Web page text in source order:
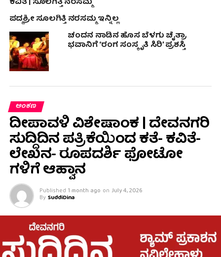
ಪದ್ಮಶ್ರೀ ಸೂಲಗಿತ್ತಿ ನರಸಮ್ಮ ಇನ್ನಿಲ್ಲ
ಚಂದನ ನಾಡಿನ ಹೊಸ ಬೆಳಗು ಚೈತ್ರಾ
ಭವಾನಿಗೆ ‘ರಂಗ ಸಂಸ್ಕೃತಿ ಸಿರಿ’ ಪ್ರಶಸ್ತಿ
ಅಂಕಣ
ದೀಪಾವಳಿ ವಿಶೇಷಾಂಕ | ದೇವನಗರಿ
ಸುದ್ದಿದಿನ ಪತ್ರಿಕೆಯಿಂದ ಕತೆ- ಕವಿತೆ-
ಲೇಖನ- ರೂಪದರ್ಶಿ ಫೋಟೋ
ಗಳಿಗೆ ಆಹ್ವಾನ
Published 1 month ago on July 4, 2026
By SuddiDina